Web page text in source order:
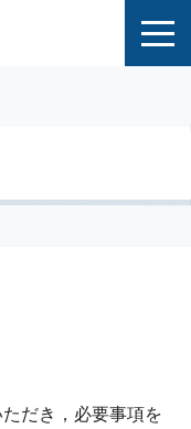
だき，必要事項を